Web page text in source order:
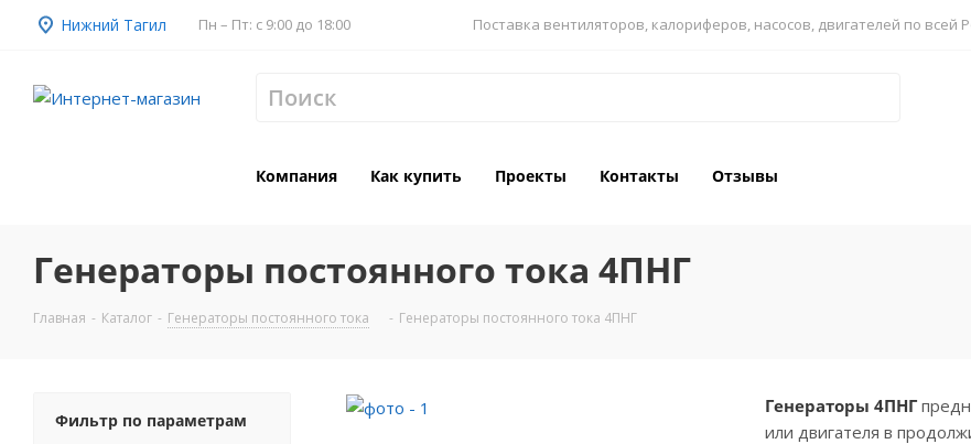
Нижний Тагил Пн – Пт: с 9:00 до 18:00 Поставка вентиляторов, калориферов, насосов, двигателей по всей
Компания Как купить Проекты Контакты Отзывы
Генераторы постоянного тока 4ПНГ
Главная - Каталог - Генераторы постоянного тока - Генераторы постоянного тока 4ПНГ
Генераторы 4ПНГ
или двигателя в
Фильтр по параметрам